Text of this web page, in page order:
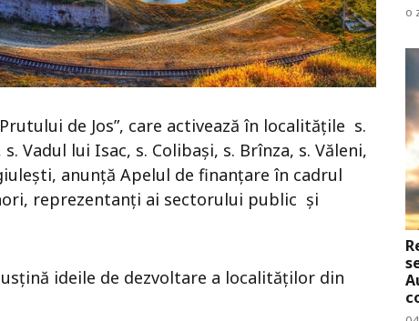
de Jos”, care activează în localitățile s.
Vadul lui Isac, s. Colibași, s. Brînza, s. Văleni,
anunță Apelul de finanțare în cadrul
reprezentanți ai sectorului public și
ideile de dezvoltare a localităților din
o